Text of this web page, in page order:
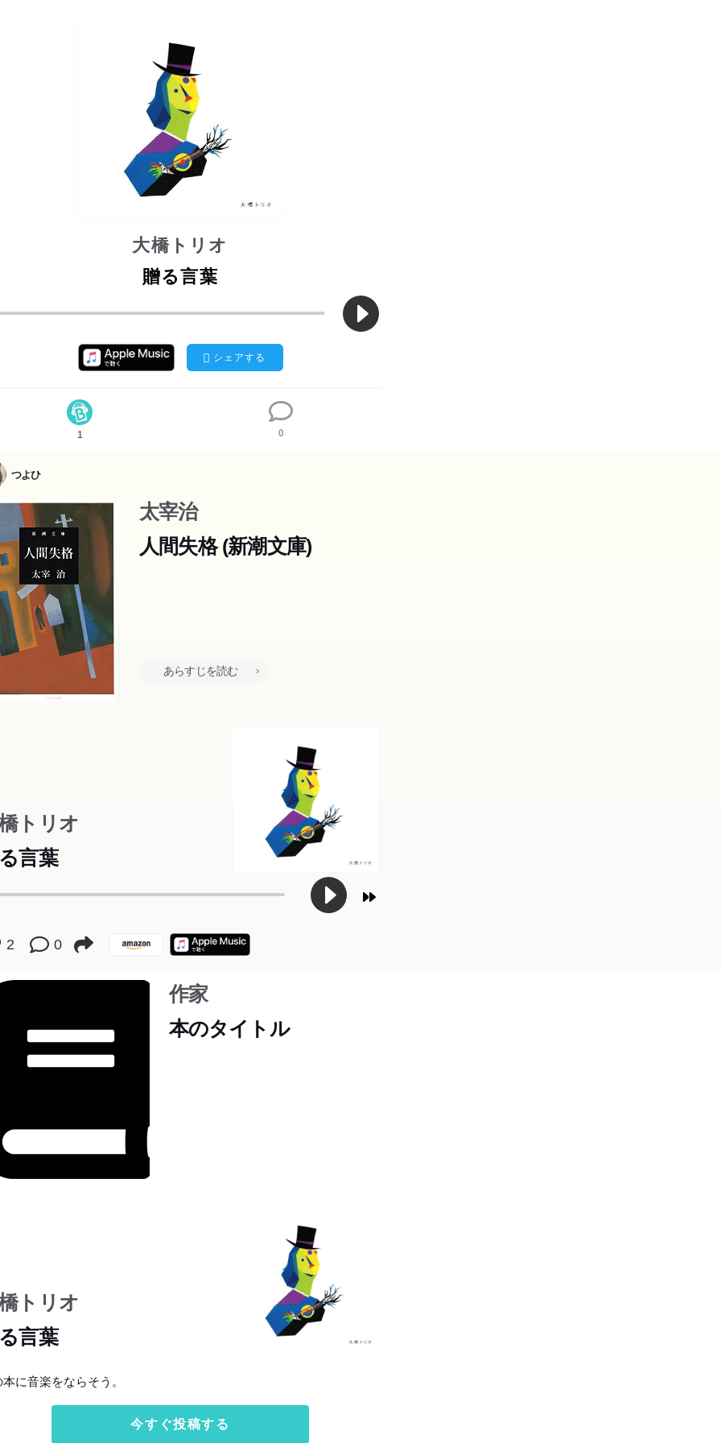
大橋トリオ
贈る言葉
シェアする
1 0
つよひ
太宰治
人間失格 (新潮文庫)
あらすじを読む
トリオ
言葉
2 0
作家
本のタイトル
トリオ
言葉
本に音楽をならそう。
今すぐ投稿する